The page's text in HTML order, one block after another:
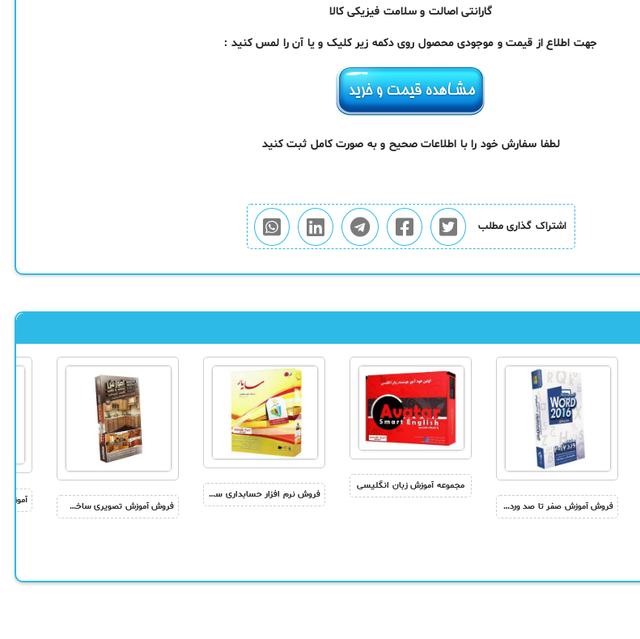
گارانتی اصالت و سلامت فیزیکی کالا
جهت اطلاع از قیمت و موجودی محصول روی دکمه زیر کلیک و یا آن را لمس کنید :
لطفا سفارش خود را با اطلاعات صحیح و به صورت کامل ثبت کنید
اشتراک گذاری مطلب
فروش آموزش تصویری ساخت و نصب کابینت آشپزخانه
فروش نرم افزار حسابداری سایار نسخه فروشگاهی طلایی کندوسافت
مجموعه آموزش زبان انگلیسی
فروش آموزش صفر تا صد ورد 2016 – آموزش تصویری word